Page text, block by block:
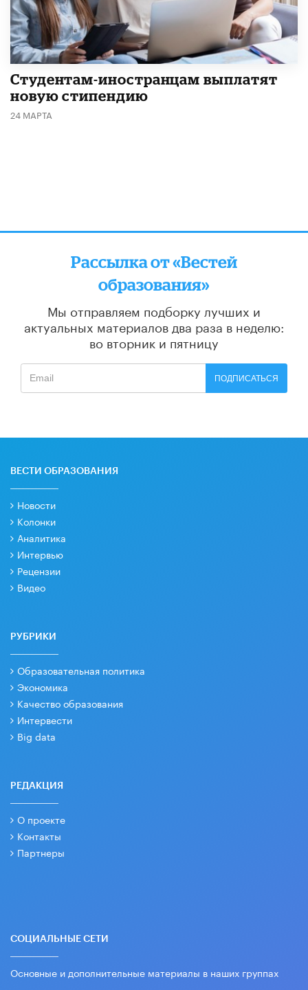
Студентам-иностранцам выплатят
новую стипендию
24 МАРТА
Рассылка от «Вестей
образования»
Мы отправляем подборку лучших и
актуальных материалов два раза в неделю:
во вторник и пятницу
ПОДПИСАТЬСЯ
ВЕСТИ ОБРАЗОВАНИЯ
Новости
Колонки
Аналитика
Интервью
Рецензии
Видео
РУБРИКИ
Образовательная политика
Экономика
Качество образования
Интервести
Big data
РЕДАКЦИЯ
О проекте
Контакты
Партнеры
СОЦИАЛЬНЫЕ СЕТИ
Основные и дополнительные материалы в наших группах